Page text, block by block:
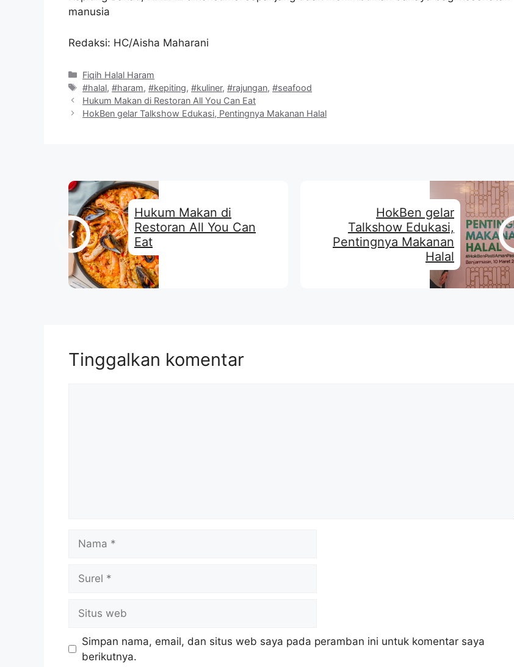
manusia
Redaksi: HC/Aisha Maharani
Kategori
Fiqih Halal Haram
Tag
#halal,#haram,#kepiting,#kuliner,#rajungan,#seafood
Hukum Makan di Restoran All You Can Eat
HokBen gelar Talkshow Edukasi, Pentingnya Makanan Halal
Hukum Makan di
Restoran All You Can
Eat
HokBen gelar
Talkshow Edukasi,
Pentingnya Makanan
Halal
Tinggalkan komentar
web
Simpan nama, email, dan situs web saya pada peramban ini untuk komentar saya
berikutnya.